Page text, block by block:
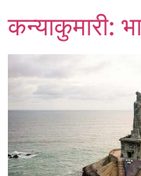
कन्याकुमारी: